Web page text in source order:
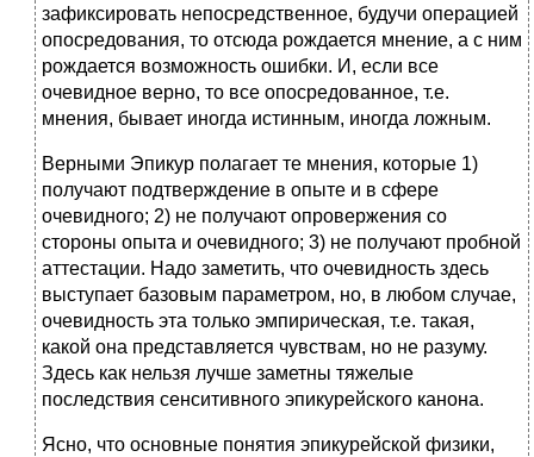
зафиксировать непосредственное, будучи операцией
опосредования, то отсюда рождается мнение, а с ним
рождается возможность ошибки. И, если все
очевидное верно, то все опосредованное, т.е.
мнения, бывает иногда истинным, иногда ложным.
Верными Эпикур полагает те мнения, которые 1)
получают подтверждение в опыте и в сфере
очевидного; 2) не получают опровержения со
стороны опыта и очевидного; 3) не получают пробной
аттестации. Надо заметить, что очевидность здесь
выступает базовым параметром, но, в любом случае,
очевидность эта только эмпирическая, т.е. такая,
какой она представляется чувствам, но не разуму.
Здесь как нельзя лучше заметны тяжелые
последствия сенситивного эпикурейского канона.
Ясно, что основные понятия эпикурейской физики,